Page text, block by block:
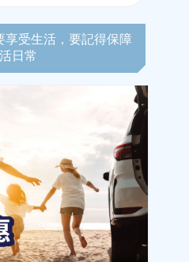
享受生活，要記得保障
日常